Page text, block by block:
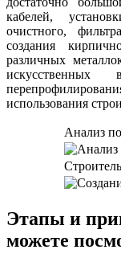
кабелей,
очистного,
создания
различных
искусственных
использования
Анализ
Этапы и
можете